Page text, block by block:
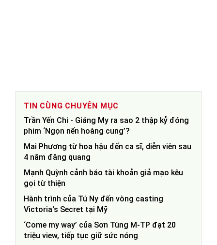
TIN CÙNG CHUYÊN MỤC
Trần Yến Chi - Giáng My ra sao 2 thập kỷ đóng
phim ‘Ngọn nến hoàng cung’?
Mai Phương từ hoa hậu đến ca sĩ, diễn viên sau
4 năm đăng quang
Mạnh Quỳnh cảnh báo tài khoản giả mạo kêu
gọi từ thiện
Hành trình của Tú Ny đến vòng casting
Victoria's Secret tại Mỹ
‘Come my way’ của Sơn Tùng M-TP đạt 20
triệu view, tiếp tục giữ sức nóng